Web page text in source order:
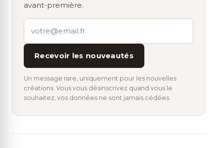
avant-première.
Recevoir les nouveautés
Un message rare, uniquement pour les nouvelles
créations. Vous vous désinscrivez quand vous le
souhaitez, vos données ne sont jamais cédées.